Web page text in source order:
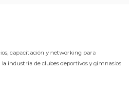
capacitación y networking para
la industria de clubes deportivos y gimnasios